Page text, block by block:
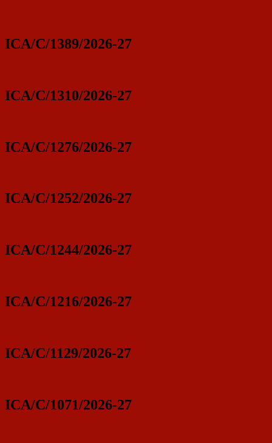
ICA/C/1389/2026-27
ICA/C/1310/2026-27
ICA/C/1276/2026-27
ICA/C/1252/2026-27
ICA/C/1244/2026-27
ICA/C/1216/2026-27
ICA/C/1129/2026-27
ICA/C/1071/2026-27